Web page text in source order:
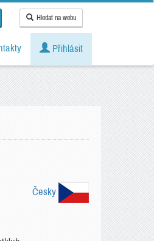
Hledat na webu
Přihlásit
Česky